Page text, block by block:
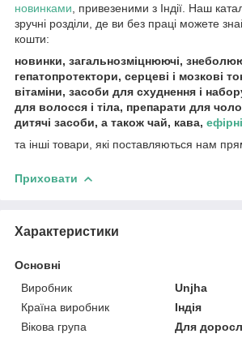
новинками , привезеними з Індії. Наш
зручні розділи, де ви без праці можете
кошти:
новинки, загальнозміцнюючі,
гепатопротектори, серцеві і мозкові
вітаміни, засоби для схуднення і
для волосся і тіла, препарати для
дитячі засоби, а також чай, кава,
та інші товари, які поставляються нам
Приховати
Характеристики
Основні
Виробник
Unjha
Країна виробник
Індія
Вікова група
Для